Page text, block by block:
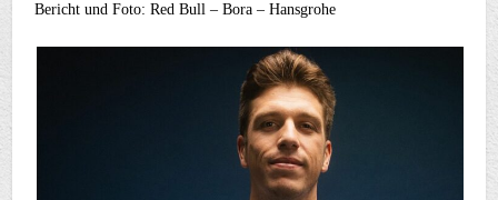
Bericht und Foto: Red Bull – Bora – Hansgrohe